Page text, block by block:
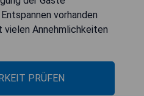
vorhanden
vielen Annehmlichkeiten
PRÜFEN